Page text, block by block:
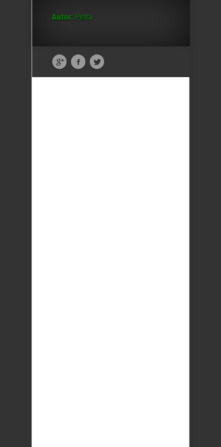
Autor: Petra